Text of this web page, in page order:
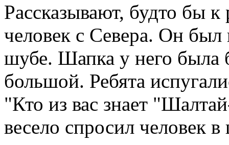
Рассказывают, будто бы
человек с Севера. Он
шубе. Шапка у него была
большой. Ребята
"Кто из вас знает
весело спросил человек